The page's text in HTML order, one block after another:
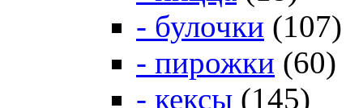
- булочки (107)
- пирожки (60)
- кексы (145)